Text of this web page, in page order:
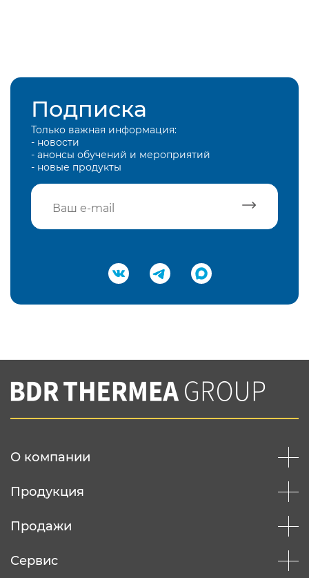
Подписка
Только важная информация:
- новости
- анонсы обучений и мероприятий
- новые продукты
Подтвердить e-mail
Вы соглашаетесь с нашей политикой
конфеденциальности
О компании
Продукция
Продажи
Сервис